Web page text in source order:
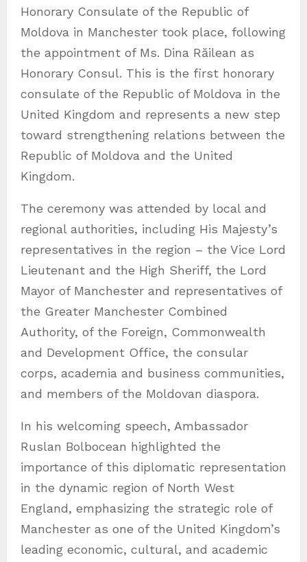
Honorary Consulate of the Republic of
Moldova in Manchester took place, following
the appointment of Ms. Dina Răilean as
Honorary Consul. This is the first honorary
consulate of the Republic of Moldova in the
United Kingdom and represents a new step
toward strengthening relations between the
Republic of Moldova and the United
Kingdom.
The ceremony was attended by local and
regional authorities, including His Majesty’s
representatives in the region – the Vice Lord
Lieutenant and the High Sheriff, the Lord
Mayor of Manchester and representatives of
the Greater Manchester Combined
Authority, of the Foreign, Commonwealth
and Development Office, the consular
corps, academia and business communities,
and members of the Moldovan diaspora.
In his welcoming speech, Ambassador
Ruslan Bolbocean highlighted the
importance of this diplomatic representation
in the dynamic region of North West
England, emphasizing the strategic role of
Manchester as one of the United Kingdom’s
leading economic, cultural, and academic